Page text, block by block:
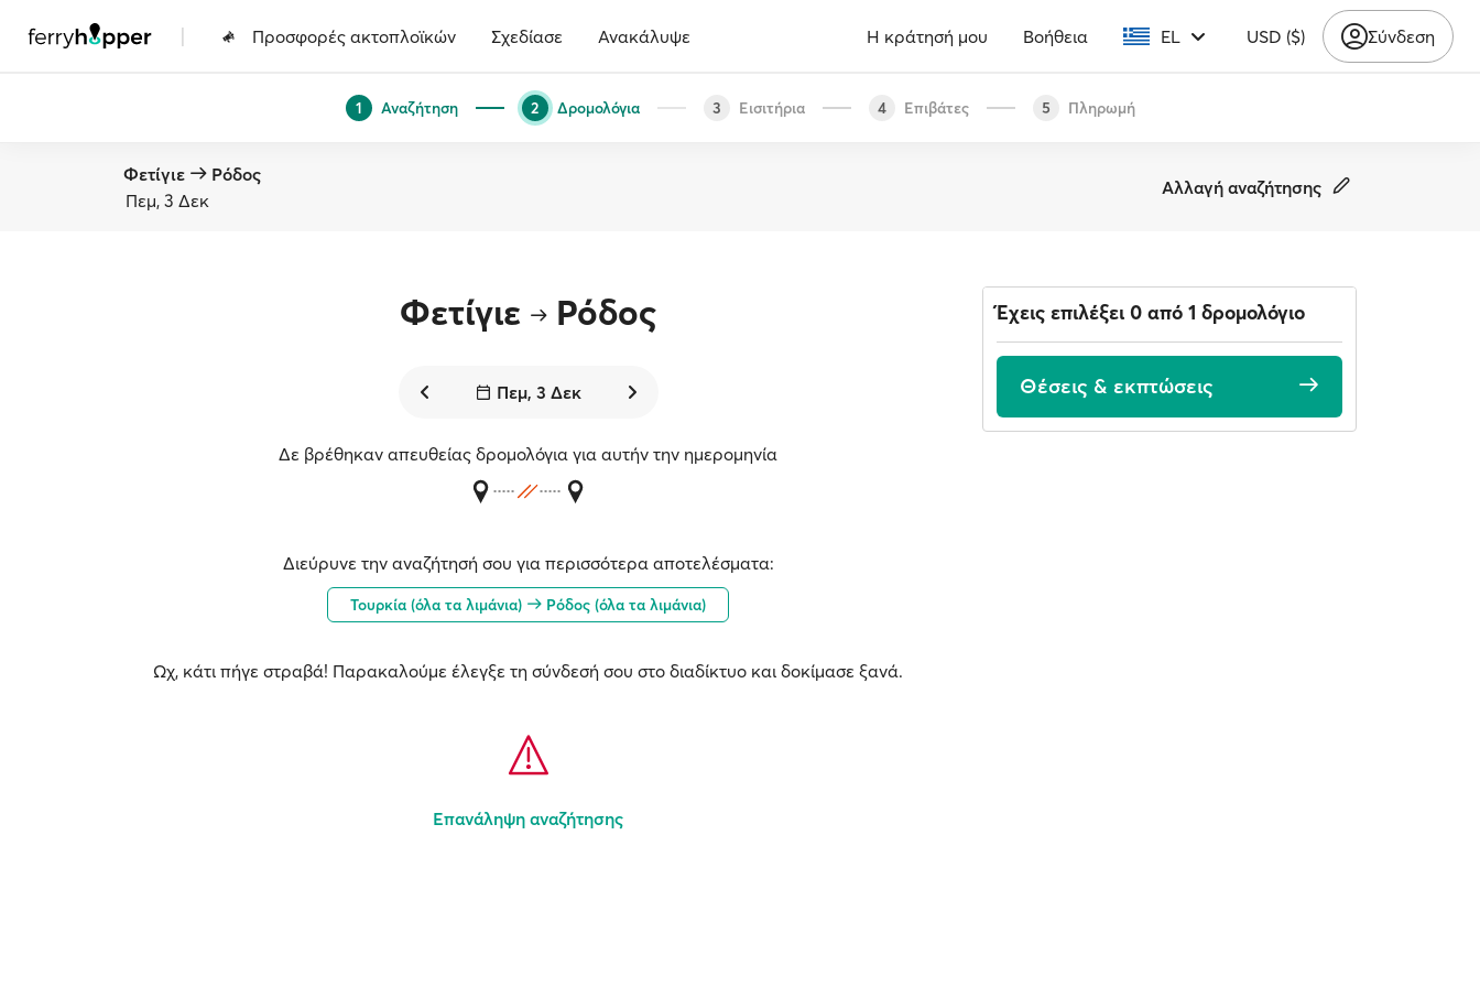
| Προσφορές ακτοπλοϊκών Σχεδίασε Ανακάλυψε Η κράτησή μου Βοήθεια EL USD ($) Σύνδεση
1 Αναζήτηση 2 Δρομολόγια 3 Εισιτήρια 4 Επιβάτες 5 Πληρωμή
Φετίγιε
Ρόδος
Πεμ, 3 Δεκ
Αλλαγή αναζήτησης
Φετίγιε Ρόδος
Πεμ, 3 Δεκ
Δε βρέθηκαν απευθείας δρομολόγια για αυτήν την ημερομηνία
Διεύρυνε την αναζήτησή σου για περισσότερα αποτελέσματα:
Τουρκία (όλα τα λιμάνια) Ρόδος (όλα τα λιμάνια)
Ωχ, κάτι πήγε στραβά! Παρακαλούμε έλεγξε τη σύνδεσή σου στο διαδίκτυο και δοκίμασε ξανά.
Επανάληψη αναζήτησης
Έχεις επιλέξει 0 από 1 δρομολόγιο
Θέσεις & εκπτώσεις